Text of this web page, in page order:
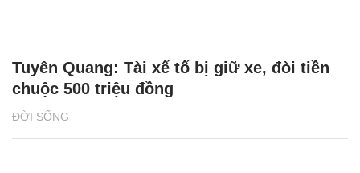
ĐỜI SỐNG
Tuyên Quang: Tài xế tố bị giữ xe, đòi tiền
chuộc 500 triệu đồng